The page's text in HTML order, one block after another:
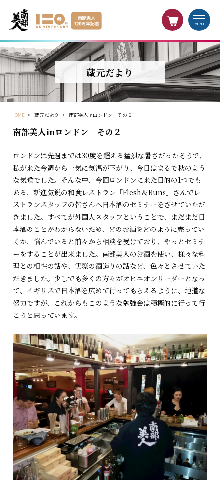
MENU
蔵元だより
HOME > 蔵元だより > 南部美人inロンドン その２
南部美人inロンドン その２
ロンドンは先週までは30度を超える猛烈な暑さだったそうで、
私が来た今週から一気に気温が下がり、今日はまるで秋のよう
な気候でした。そんな中、今回ロンドンに来た目的の1つでも
ある、新進気鋭の和食レストラン「Flesh＆Buns」さんでレ
ストランスタッフの皆さんへ日本酒のセミナーをさせていただ
きました。すべてが外国人スタッフということで、まだまだ日
本酒のことがわからないため、どのお酒をどのように売ってい
くか、悩んでいると前々から相談を受けており、やっとセミナ
ーをすることが出来ました。南部美人のお酒を使い、様々な料
理との相性の話や、実際の酒造りの話など、色々とさせていた
だきました。少しでも多くの方々がオピニオンリーダーとなっ
て、イギリスで日本酒を広めて行ってもらえるように、地道な
努力ですが、これからもこのような勉強会は積極的に行って行
こうと思っています。